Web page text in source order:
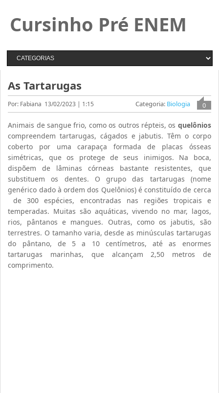
Cursinho Pré ENEM
As Tartarugas
Por: Fabiana 13/02/2023 | 1:15 0
Categoria: Biologia
Animais de sangue frio, como os outros répteis, os quelônios
compreendem tartarugas, cágados e jabutis. Têm o corpo
coberto por uma carapaça formada de placas ósseas
simétricas, que os protege de seus inimigos. Na boca,
dispõem de lâminas córneas bastante resistentes, que
substituem os dentes. O grupo das tartarugas (nome
genérico dado à ordem dos Quelônios) é constituído de cerca
de 300 espécies, encontradas nas regiões tropicais e
temperadas. Muitas são aquáticas, vivendo no mar, lagos,
rios, pântanos e mangues. Outras, como os jabutis, são
terrestres. O tamanho varia, desde as minúsculas tartarugas
do pântano, de 5 a 10 centímetros, até as enormes
tartarugas marinhas, que alcançam 2,50 metros de
comprimento.